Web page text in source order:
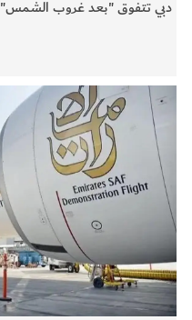
دبي تتفوق "بعد غروب الشمس"